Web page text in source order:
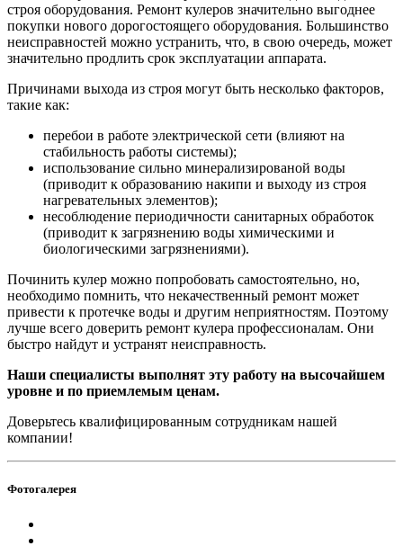
строя оборудования. Ремонт кулеров значительно выгоднее
покупки нового дорогостоящего оборудования. Большинство
неисправностей можно устранить, что, в свою очередь, может
значительно продлить срок эксплуатации аппарата.
Причинами выхода из строя могут быть несколько факторов,
такие как:
перебои в работе электрической сети (влияют на
стабильность работы системы);
использование сильно минерализированой воды
(приводит к образованию накипи и выходу из строя
нагревательных элементов);
несоблюдение периодичности санитарных обработок
(приводит к загрязнению воды химическими и
биологическими загрязнениями).
Починить кулер можно попробовать самостоятельно, но,
необходимо помнить, что некачественный ремонт может
привести к протечке воды и другим неприятностям. Поэтому
лучше всего доверить ремонт кулера профессионалам. Они
быстро найдут и устранят неисправность.
Наши специалисты выполнят эту работу на высочайшем
уровне и по приемлемым ценам.
Доверьтесь квалифицированным сотрудникам нашей
компании!
Фотогалерея